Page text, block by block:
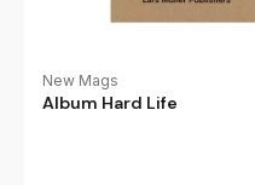
New Mags
Album Hard Life